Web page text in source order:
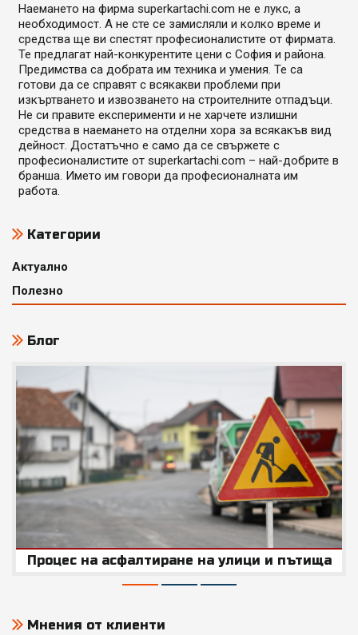
Наемането на фирма superkartachi.com не е лукс, а
необходимост. А не сте се замисляли и колко време и
средства ще ви спестят професионалистите от фирмата.
Те предлагат най-конкурентите цени с София и района.
Предимства са добрата им техника и умения. Те са
готови да се справят с всякакви проблеми при
изкъртването и извозването на строителните отпадъци.
Не си правите експерименти и не харчете излишни
средства в наемането на отделни хора за всякакъв вид
дейност. Достатъчно е само да се свържете с
професионалистите от superkartachi.com – най-добрите в
бранша. Името им говори да професионалната им
работа.
Категории
Актуално
Полезно
Блог
Процес на асфалтиране на улици и пътища
Мнения от клиенти